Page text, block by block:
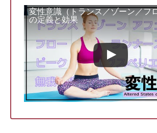
変性意識（トランス／ゾーン／フ
の定義と効果
この動画を YouTube で視聴